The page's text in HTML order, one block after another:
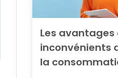
Les avantages
inconvénients
la